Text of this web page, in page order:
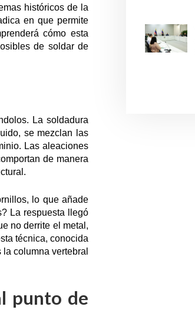
históricos de la
en que permite
cómo esta
de soldar de
La soldadura
se mezclan las
Las aleaciones
de manera
lo que añade
La respuesta llegó
no derrite el metal,
técnica, conocida
columna vertebral
punto de